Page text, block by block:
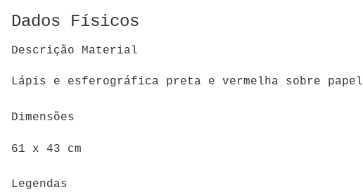
Dados Físicos
Descrição Material
Lápis e esferográfica preta e vermelha sobre papel
Dimensões
61 x 43 cm
Legendas